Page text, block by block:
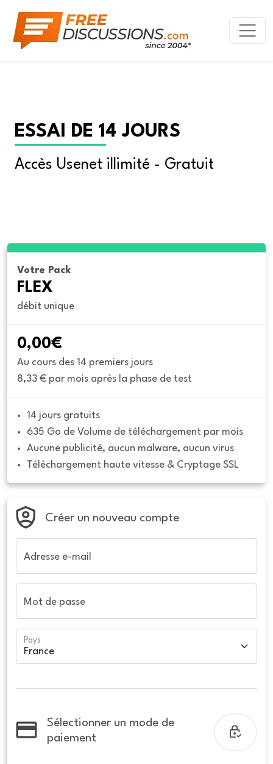
ESSAI DE 14 JOURS
Accès Usenet illimité - Gratuit
Votre Pack
FLEX
débit unique
0,00€
Au cours des 14 premiers jours
8,33 € par mois après la phase de test
14 jours gratuits
635 Go de Volume de téléchargement par mois
Aucune publicité, aucun malware, aucun virus
Téléchargement haute vitesse & Cryptage SSL
Créer un nouveau compte
Adresse e-mail
Mot de passe
Pays
Sélectionner un mode de
paiement